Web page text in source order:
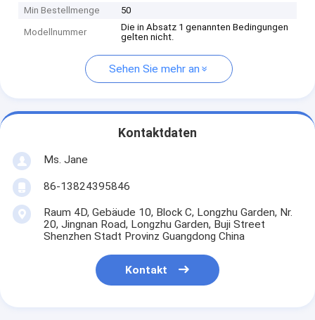
Min Bestellmenge
50
Modellnummer
Die in Absatz 1 genannten Bedingungen
gelten nicht.
Sehen Sie mehr an
Kontaktdaten
Ms. Jane
86-13824395846
Raum 4D, Gebäude 10, Block C, Longzhu Garden, Nr.
20, Jingnan Road, Longzhu Garden, Buji Street
Shenzhen Stadt Provinz Guangdong China
Kontakt